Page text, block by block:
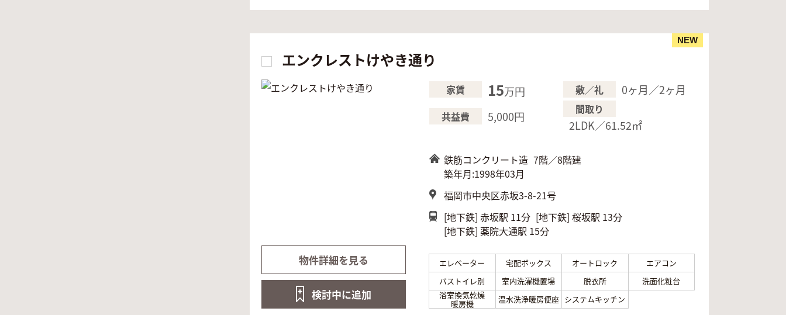
エンクレストけやき通り
NEW
物件詳細を見る
検討中に追加
家賃 15万円 敷／礼 0ヶ月／2ヶ月
共益費 5,000円
間取り
2LDK／61.52㎡
鉄筋コンクリート造 7階／8階建
築年月:1998年03月
福岡市中央区赤坂3-8-21号
[地下鉄] 赤坂駅 11分 [地下鉄] 桜坂駅 13分
[地下鉄] 薬院大通駅 15分
エレベーター 宅配ボックス オートロック
エアコン
バストイレ別
室内洗濯機置場 脱衣所
洗面化粧台
浴室換気乾燥
暖房機 温水洗浄暖房便座 システムキッチン